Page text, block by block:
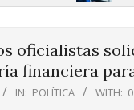
oficialistas
financiera
IN: POLÍTICA WITH: